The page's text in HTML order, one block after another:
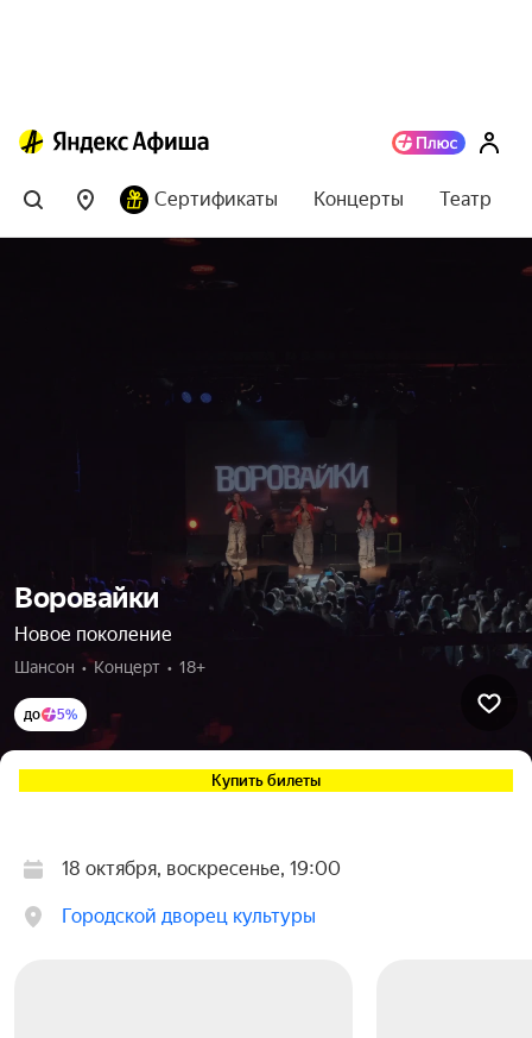
Сертификаты Концерты Театр
Воровайки
Новое поколение
Шансон  •  Концерт  •  18+
до 5%
Купить билеты
18 октября, воскресенье, 19:00
Городской дворец культуры